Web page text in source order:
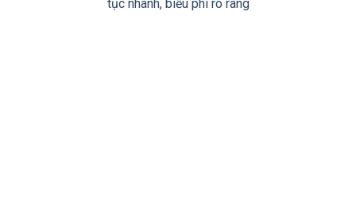
tục nhanh, biểu phí rõ ràng